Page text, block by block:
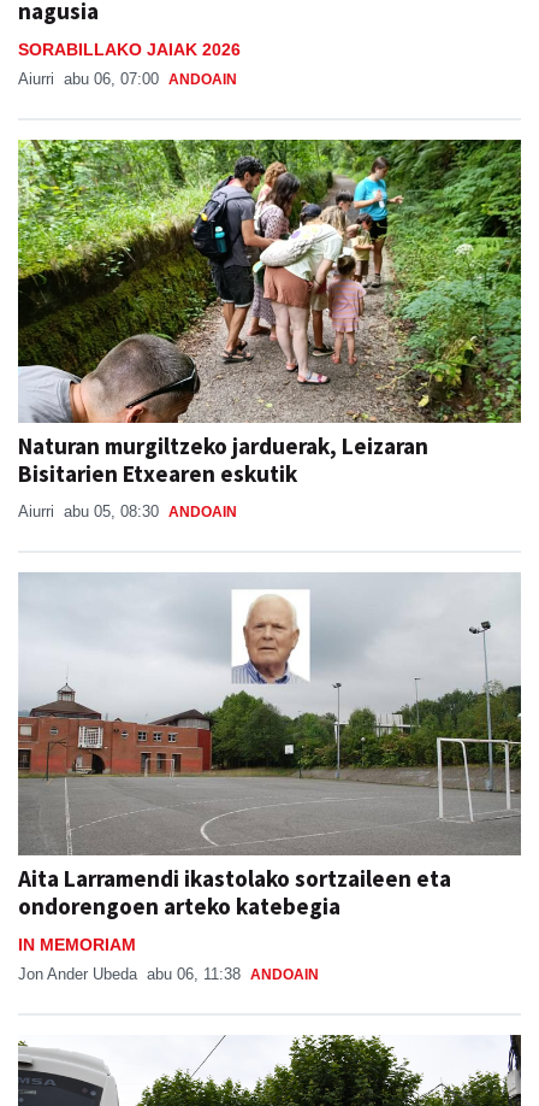
nagusia
SORABILLAKO JAIAK 2026
Aiurri abu 06, 07:00 ANDOAIN
Naturan murgiltzeko jarduerak, Leizaran
Bisitarien Etxearen eskutik
Aiurri abu 05, 08:30 ANDOAIN
Aita Larramendi ikastolako sortzaileen eta
ondorengoen arteko katebegia
IN MEMORIAM
Jon Ander Ubeda abu 06, 11:38 ANDOAIN